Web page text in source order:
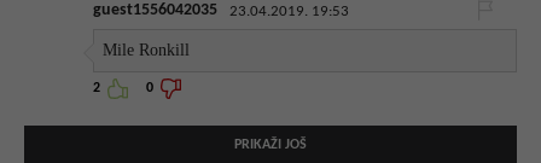
guest1556042035 23.04.2019. 19:53
Mile Ronkill
2 0
PRIKAŽI JOŠ